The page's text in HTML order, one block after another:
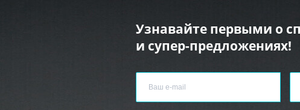
Узнавайте первыми о
и супер-предложениях!